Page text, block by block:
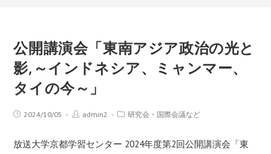
公開講演会「東南アジア政治の光と
影,～インドネシア、ミャンマー、
タイの今～」
2024/10/05 admin2 研究会・国際会議など
放送大学京都学習センター 2024年度第2回公開講演会「東